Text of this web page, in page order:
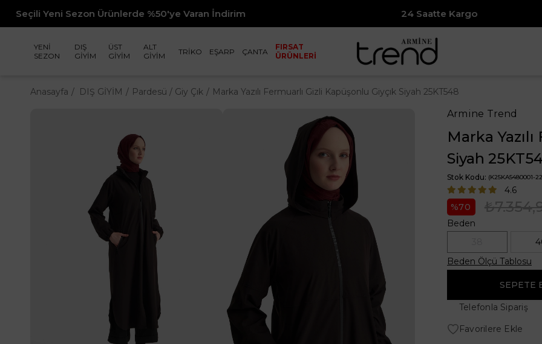
Ürünlerde %50'ye Varan İndirim
YENİ
SEZON
DIŞ
GİYİM
ÜST
GİYİM
ALT
GİYİM
TRİKO EŞARP ÇANTA
FIRSAT
ÜRÜNLERİ
Anasayfa DIŞ GİYİM Pardesü / Giy Çık Marka Yazılı Fermuarlı Gizli Kapüşonlu Giyçık Siyah 25KT548
Armine Trend
Marka
Siyah
Stok Kodu (K25KA5480001-
4.6
70
Beden
Beden Ölçü Tablosu
Telefonla Sipariş
Favorilere Ekle